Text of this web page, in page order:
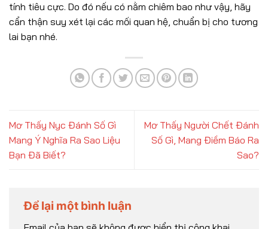
tính tiêu cực. Do đó nếu có nằm chiêm bao như vậy, hãy
cẩn thận suy xét lại các mối quan hệ, chuẩn bị cho tương
lai bạn nhé.
Mơ Thấy Nyc Đánh Số Gì
Mang Ý Nghĩa Ra Sao Liệu
Bạn Đã Biết?
Mơ Thấy Người Chết Đánh
Số Gì, Mang Điềm Báo Ra
Sao?
Để lại một bình luận